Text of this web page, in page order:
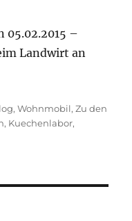
05.02.2015 –
Landwirt an
,Wohnmobil,Zu den
, Kuechenlabor,